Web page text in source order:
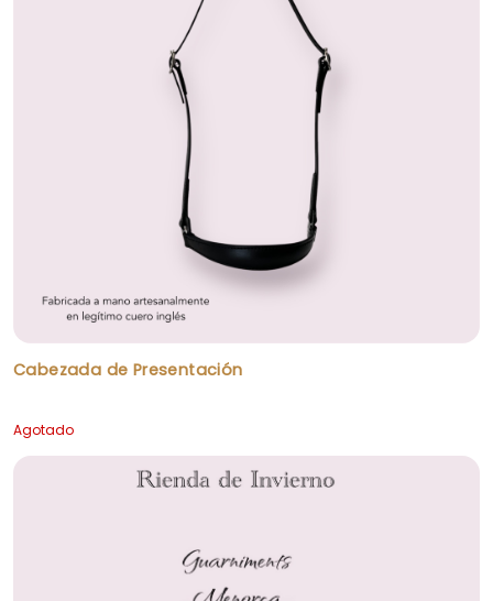
BUSCAR PRODUCTOS...
Cabezada de Presentación
Agotado